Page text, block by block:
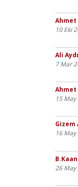
Ahmet
10 Eki
Ali
7 Mar
Ahmet
15
Gizem
16
26 May